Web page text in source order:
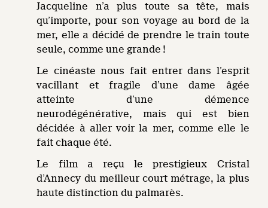
Jacqueline n’a plus toute sa tête, mais
qu’importe, pour son voyage au bord de la
mer, elle a décidé de prendre le train toute
seule, comme une grande !
Le cinéaste nous fait entrer dans l’esprit
vacillant et fragile d’une dame âgée
atteinte d’une démence
neurodégénérative, mais qui est bien
décidée à aller voir la mer, comme elle le
fait chaque été.
Le film a reçu le prestigieux Cristal
d’Annecy du meilleur court métrage, la plus
haute distinction du palmarès.